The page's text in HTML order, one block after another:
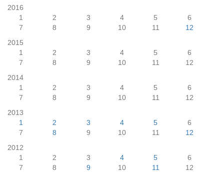
2016
1
2 3 4 5
6
7
8 9 10 11
12
2015
1
2 3 4 5
6
7
8 9 10 11
12
2014
1
2 3 4 5
6
7
8 9 10 11
12
2013
1
2 3 4 5
6
7
8 9 10 11
12
2012
1
2 3 4 5
6
7
8 9 10 11
12